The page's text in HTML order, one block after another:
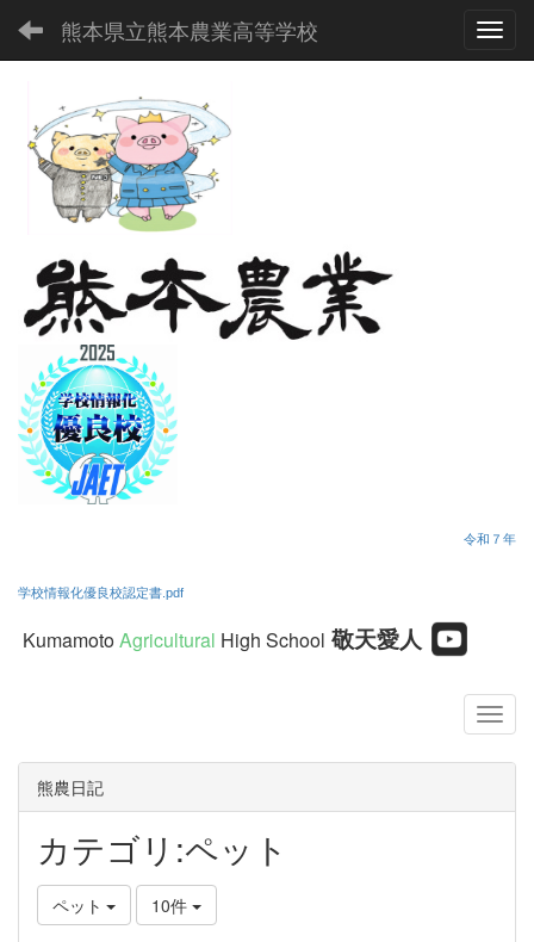
熊本県立熊本農業高等学校
令和７年
学校情報化優良校認定書.pdf
KumamotoAgricultural High School 敬天愛人
熊農日記
カテゴリ:ペット
ペット 10件